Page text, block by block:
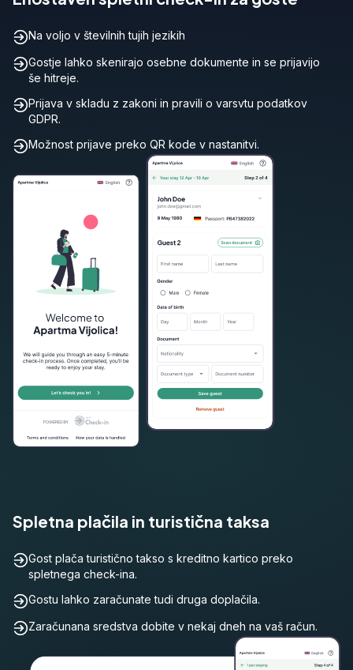
Na voljo v številnih tujih jezikih
Gostje lahko skenirajo osebne dokumente in se prijavijo
še hitreje.
Prijava v skladu z zakoni in pravili o varsvtu podatkov
GDPR.
Možnost prijave preko QR kode v nastanitvi.
Spletna plačila in turistična taksa
Gost plača turistično takso s kreditno kartico preko
spletnega check-ina.
Gostu lahko zaračunate tudi druga doplačila.
Zaračunana sredstva dobite v nekaj dneh na vaš račun.